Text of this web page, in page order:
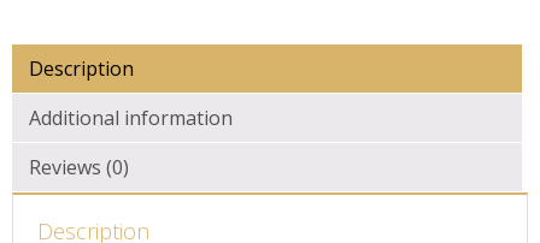
Description
Additional information
Reviews (0)
Description